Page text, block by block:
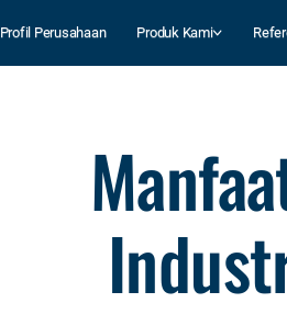
Profil Perusahaan Produk Kami